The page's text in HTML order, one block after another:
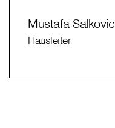
Mustafa Salkovic
Hausleiter